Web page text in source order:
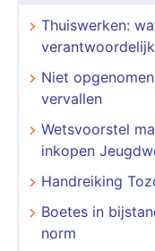
Thuiswerken:
Niet
vervallen
Wetsvoorstel
inkopen
Handreiking
Boetes in
norm